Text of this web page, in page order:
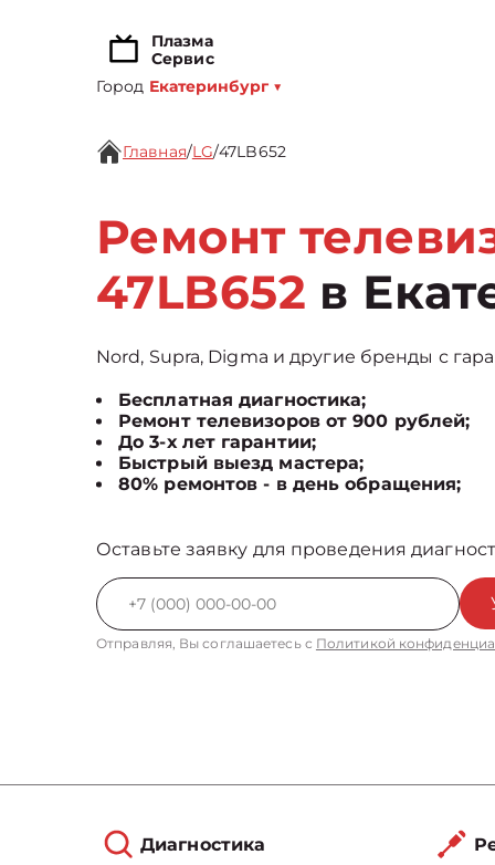
Плазма
Сервис
Город Екатеринбург ▼
Главная/LG/47LB652
Ремонт
47LB652 в
Nord, Supra, Digma и другие бренды с
Бесплатная диагностика;
Ремонт телевизоров от 900 рублей;
До 3-х лет гарантии;
Быстрый выезд мастера;
80% ремонтов - в день обращения;
Оставьте заявку для проведения
Отправляя, Вы соглашаетесь с Политикой
Диагностика